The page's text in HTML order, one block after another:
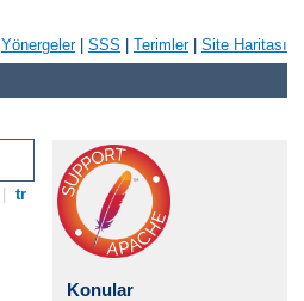
Yönergeler| SSS Terimler| Site Haritası
tr
Konular